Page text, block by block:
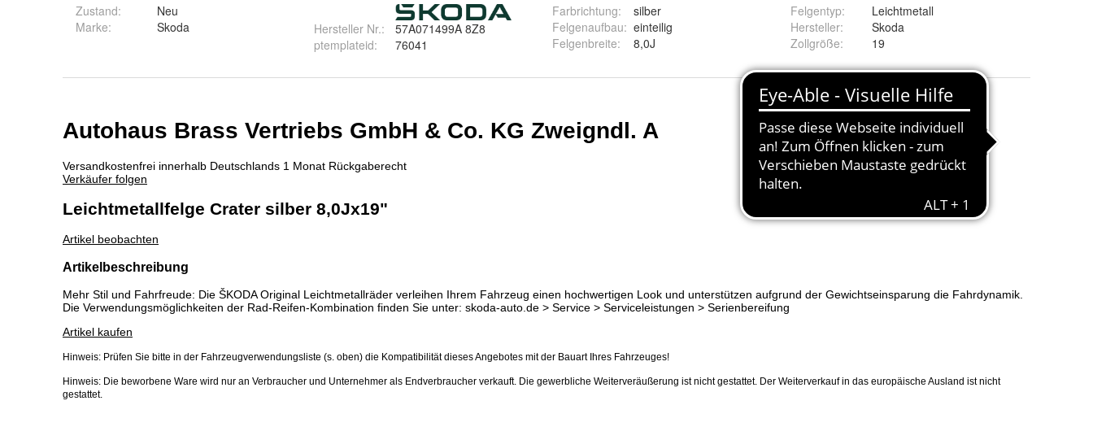
Zustand:
Neu
Marke:
Skoda Hersteller Nr.:
57A071499A 8Z8
ptemplateid: 76041
Farbrichtung:
silber
Felgenaufbau: einteilig
Felgenbreite: 8,0J
Felgentyp:
Leichtmetall
Hersteller:
Skoda
Zollgröße: 19